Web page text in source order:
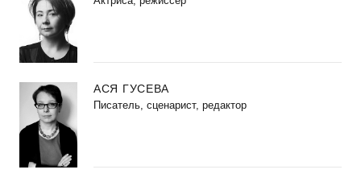
АСЯ ГУСЕВА
Писатель, сценарист, редактор